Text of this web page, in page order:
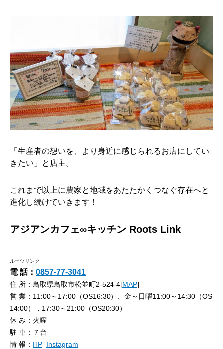
「生産者の想いを、より身近に感じられるお店にしてい
きたい」と店主。
これまで以上に農家と地域をあたたかくつなぐ存在へと
進化し続けていきます！
アジアンカフェ∞キッチン Roots Link
ルーツリンク
電 話： 0857-77-3041
住 所：鳥取県鳥取市松並町2-524-4[MAP]
営 業：11:00～17:00（OS16:30）、金～日曜11:00～14:30（OS
14:00），17:30～21:00（OS20:30）
休 み：火曜
駐 車：７台
情 報： HP Instagram